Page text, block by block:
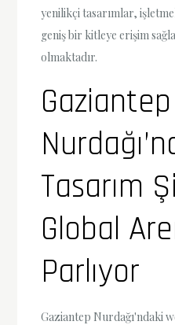
yenilikçi tasarımlar,
geniş bir kitleye erişim
olmaktadır.
Gaziantep
Tasarım
Global
Parlıyor
Gaziantep Nurdağı'ndaki